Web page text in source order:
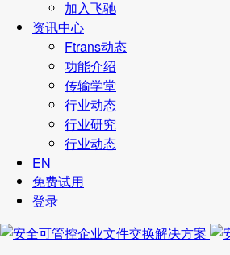
加入飞驰
资讯中心
Ftrans动态
功能介绍
传输学堂
行业动态
行业研究
行业动态
EN
免费试用
登录